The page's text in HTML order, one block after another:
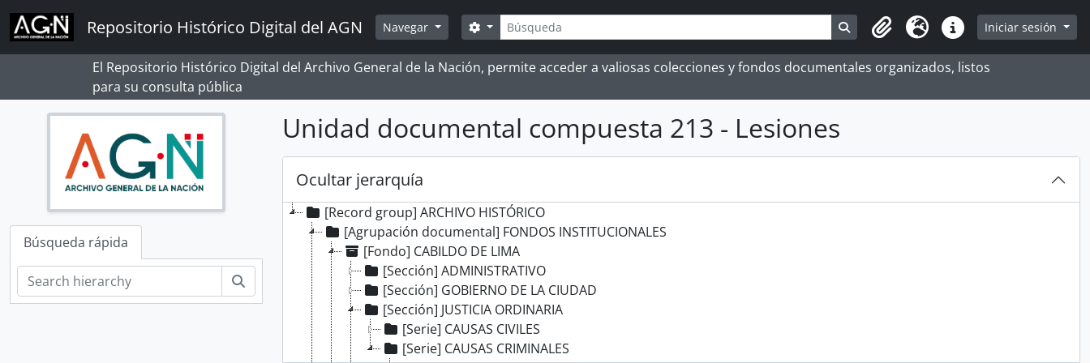
Skip to main content
Repositorio Histórico Digital del AGN Navegar Búsqueda
Search options Search in browse page
Portapapeles
Idioma Enlaces rápidos
Iniciar sesión
El Repositorio Histórico Digital del Archivo General de la Nación, permite acceder a valiosas colecciones y fondos documentales organizados, listos
para su consulta pública
Búsqueda rápida
Unidad documental compuesta 213 - Lesiones
Ocultar jerarquía
[Record group] ARCHIVO HISTÓRICO
[Agrupación documental] FONDOS INSTITUCIONALES
[Fondo] CABILDO DE LIMA
[Sección] ADMINISTRATIVO
[Sección] GOBIERNO DE LA CIUDAD
[Sección] JUSTICIA ORDINARIA
[Serie] CAUSAS CIVILES
[Serie] CAUSAS CRIMINALES